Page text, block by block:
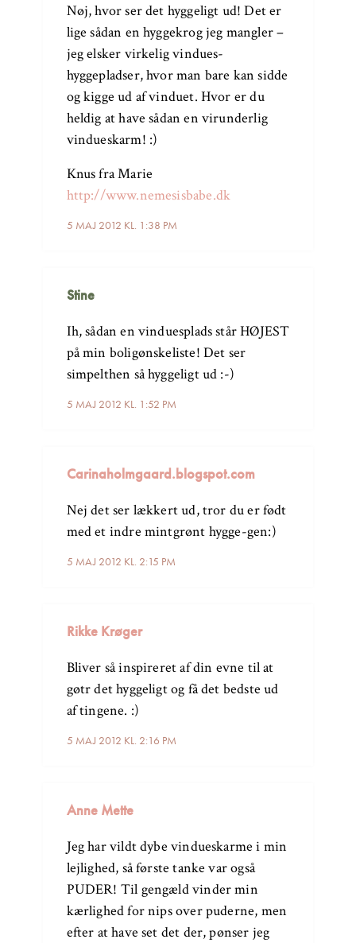
5 MAJ 2012 KL. 1:38 PM
Nøj, hvor ser det hyggeligt ud! Det er
lige sådan en hyggekrog jeg mangler –
jeg elsker virkelig vindues-
hyggepladser, hvor man bare kan sidde
og kigge ud af vinduet. Hvor er du
heldig at have sådan en virunderlig
vindueskarm! :)
Knus fra Marie
http://www.nemesisbabe.dk
Stine
5 MAJ 2012 KL. 1:52 PM
Ih, sådan en vinduesplads står HØJEST
på min boligønskeliste! Det ser
simpelthen så hyggeligt ud :-)
Carinaholmgaard.blogspot.com
5 MAJ 2012 KL. 2:15 PM
Nej det ser lækkert ud, tror du er født
med et indre mintgrønt hygge-gen:)
Rikke Krøger
5 MAJ 2012 KL. 2:16 PM
Bliver så inspireret af din evne til at
gøtr det hyggeligt og få det bedste ud
af tingene. :)
Anne Mette
Jeg har vildt dybe vindueskarme i min
lejlighed, så første tanke var også
PUDER! Til gengæld vinder min
kærlighed for nips over puderne, men
efter at have set det der, pønser jeg